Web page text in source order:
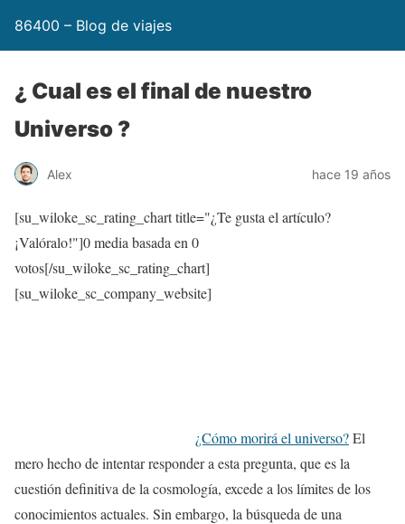
86400 – Blog de viajes
¿ Cual es el final de nuestro
Universo ?
Alex hace 19 años
[su_wiloke_sc_rating_chart title="¿Te gusta el artículo?
¡Valóralo!"]0media basada en 0
votos[/su_wiloke_sc_rating_chart]
[su_wiloke_sc_company_website]
¿Cómo morirá el universo?El
mero hecho de intentar responder a esta pregunta, que es la
cuestión definitiva de la cosmología, excede a los límites de los
conocimientos actuales. Sin embargo, la búsqueda de una